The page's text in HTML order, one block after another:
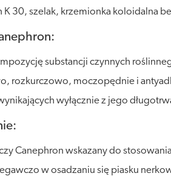
30, szelak, krzemionka koloidalna
substancji czynnych
rozkurczowo, moczopędnie i
wyłącznie z jego
Canephron wskazany do
w osadzaniu się piasku